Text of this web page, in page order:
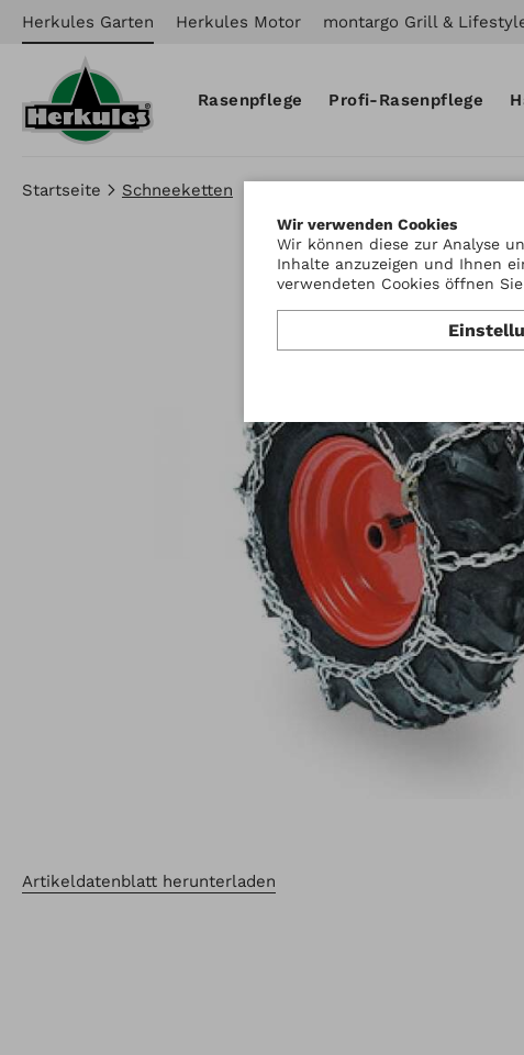
Herkules Garten Herkules Motor montargo Grill &
Rasenpflege Profi-Rasenpflege
Startseite Schneeketten
Artikeldatenblatt herunterladen
Wir verwenden Cookies
Wir können diese zur Analyse
Inhalte anzuzeigen und Ihnen
verwendeten Cookies öffnen